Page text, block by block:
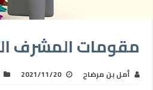
مقومات المشرف
أمل بن مرضاح 2021/11/20